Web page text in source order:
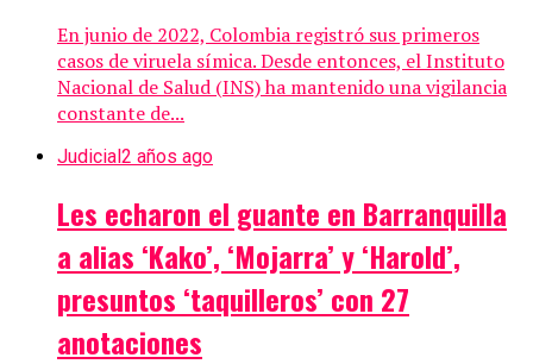
En junio de 2022, Colombia registró sus primeros
casos de viruela símica. Desde entonces, el Instituto
Nacional de Salud (INS) ha mantenido una vigilancia
constante de...
Judicial2 años ago
Les echaron el guante en Barranquilla
a alias ‘Kako’, ‘Mojarra’ y ‘Harold’,
presuntos ‘taquilleros’ con 27
anotaciones